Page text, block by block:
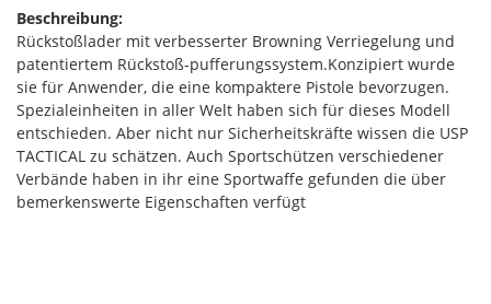
Beschreibung:
Rückstoßlader mit verbesserter Browning Verriegelung und
patentiertem Rückstoß-pufferungssystem.Konzipiert wurde
sie für Anwender, die eine kompaktere Pistole bevorzugen.
Spezialeinheiten in aller Welt haben sich für dieses Modell
entschieden. Aber nicht nur Sicherheitskräfte wissen die USP
TACTICAL zu schätzen. Auch Sportschützen verschiedener
Verbände haben in ihr eine Sportwaffe gefunden die über
bemerkenswerte Eigenschaften verfügt